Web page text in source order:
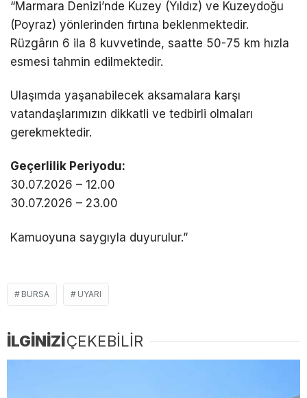
“Marmara Denizi’nde Kuzey (Yıldız) ve Kuzeydoğu
(Poyraz) yönlerinden fırtına beklenmektedir.
Rüzgârın 6 ila 8 kuvvetinde, saatte 50-75 km hızla
esmesi tahmin edilmektedir.
Ulaşımda yaşanabilecek aksamalara karşı
vatandaşlarımızın dikkatli ve tedbirli olmaları
gerekmektedir.
Geçerlilik Periyodu:
30.07.2026 – 12.00
30.07.2026 – 23.00
Kamuoyuna saygıyla duyurulur.”
BURSA UYARI
İLGİNİZİÇEKEBİLİR